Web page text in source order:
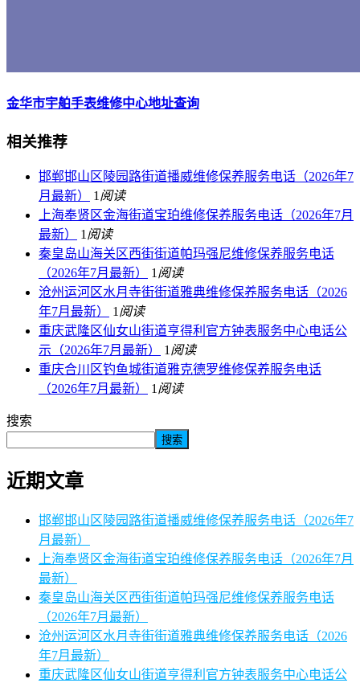
金华市宇舶手表维修中心地址查询
相关推荐
邯郸邯山区陵园路街道播威维修保养服务电话（2026年7
月最新）
1 阅读
上海奉贤区金海街道宝珀维修保养服务电话（2026年7月
最新）
1 阅读
秦皇岛山海关区西街街道帕玛强尼维修保养服务电话
（2026年7月最新）
1 阅读
沧州运河区水月寺街街道雅典维修保养服务电话（2026
年7月最新）
1 阅读
重庆武隆区仙女山街道亨得利官方钟表服务中心电话公
示（2026年7月最新）
1 阅读
重庆合川区钓鱼城街道雅克德罗维修保养服务电话
（2026年7月最新）
1 阅读
搜索
搜索
近期文章
邯郸邯山区陵园路街道播威维修保养服务电话（2026年7
月最新）
上海奉贤区金海街道宝珀维修保养服务电话（2026年7月
最新）
秦皇岛山海关区西街街道帕玛强尼维修保养服务电话
（2026年7月最新）
沧州运河区水月寺街街道雅典维修保养服务电话（2026
年7月最新）
重庆武隆区仙女山街道亨得利官方钟表服务中心电话公